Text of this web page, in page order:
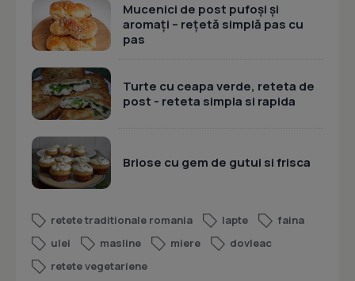
Mucenici de post pufoși și
aromați – rețetă simplă pas cu
pas
Turte cu ceapa verde, reteta de
post - reteta simpla si rapida
Briose cu gem de gutui si frisca
retete traditionale romania lapte
faina
ulei
masline miere
dovleac
retete vegetariene